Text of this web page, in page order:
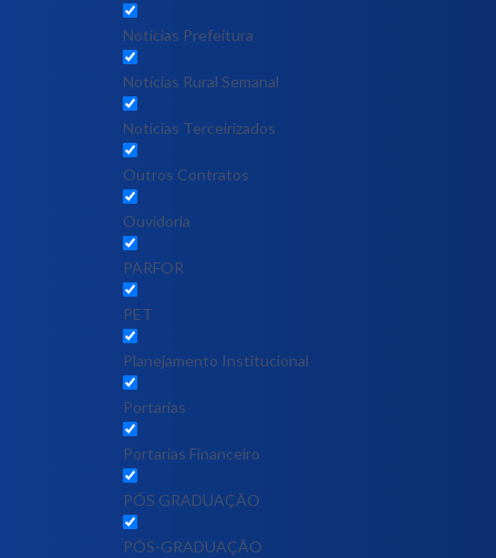
Notícias Prefeitura
Notícias Rural Semanal
Notícias Terceirizados
Outros Contratos
Ouvidoria
PARFOR
PET
Planejamento Institucional
Portarias
Portarias Financeiro
PÓS GRADUAÇÃO
PÓS-GRADUAÇÃO